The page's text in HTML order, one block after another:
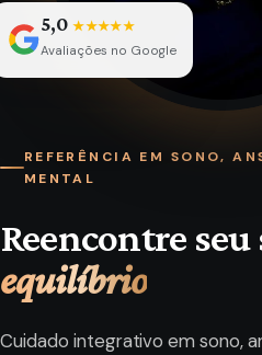
REFERÊNCIA EM SONO,
MENTAL
Reencontre seu
equilíbrio
Cuidado integrativo em sono,
5,0★★★★★
Avaliações no Google